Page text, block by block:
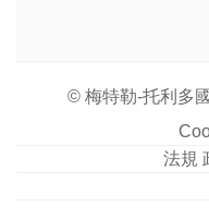
© 梅特勒-托利多
法規